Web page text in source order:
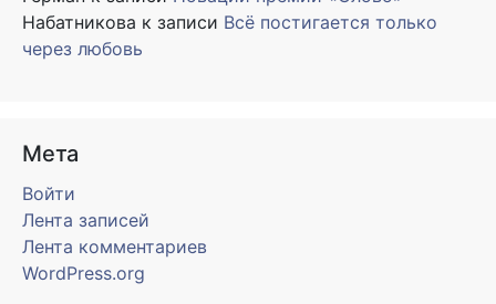
Набатникова к записи Всё постигается только
через любовь
Мета
Войти
Лента записей
Лента комментариев
WordPress.org